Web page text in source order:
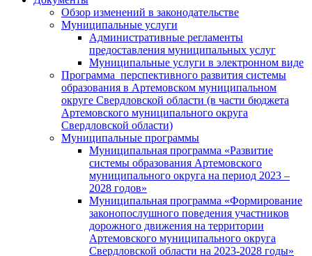
Обзор изменений в законодательстве
Муниципальные услуги
Административные регламенты
предоставления муниципальных услуг
Муниципальные услуги в электронном виде
Программа перспективного развития системы
образования в Артемовском муниципальном
округе Свердловской области (в части бюджета
Артемовского муниципального округа
Свердловской области)
Муниципальные программы
Муниципальная программа «Развитие
системы образования Артемовского
муниципального округа на период 2023 –
2028 годов»
Муниципальная программа «Формирование
законопослушного поведения участников
дорожного движения на территории
Артемовского муниципального округа
Свердловской области на 2023-2028 годы»